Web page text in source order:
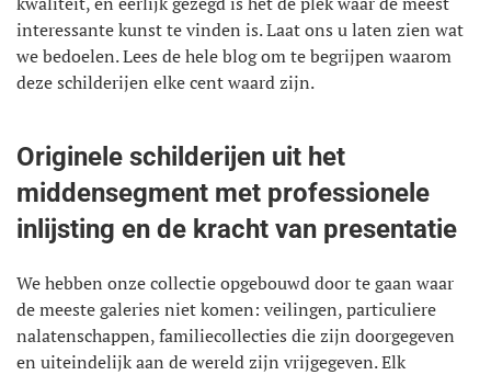
interessante kunst te vinden is. Laat ons u laten zien wat
we bedoelen. Lees de hele blog om te begrijpen waarom
deze schilderijen elke cent waard zijn.
Originele schilderijen uit het
middensegment met professionele
inlijsting en de kracht van presentatie
We hebben onze collectie opgebouwd door te gaan waar
de meeste galeries niet komen: veilingen, particuliere
nalatenschappen, familiecollecties die zijn doorgegeven
en uiteindelijk aan de wereld zijn vrijgegeven. Elk